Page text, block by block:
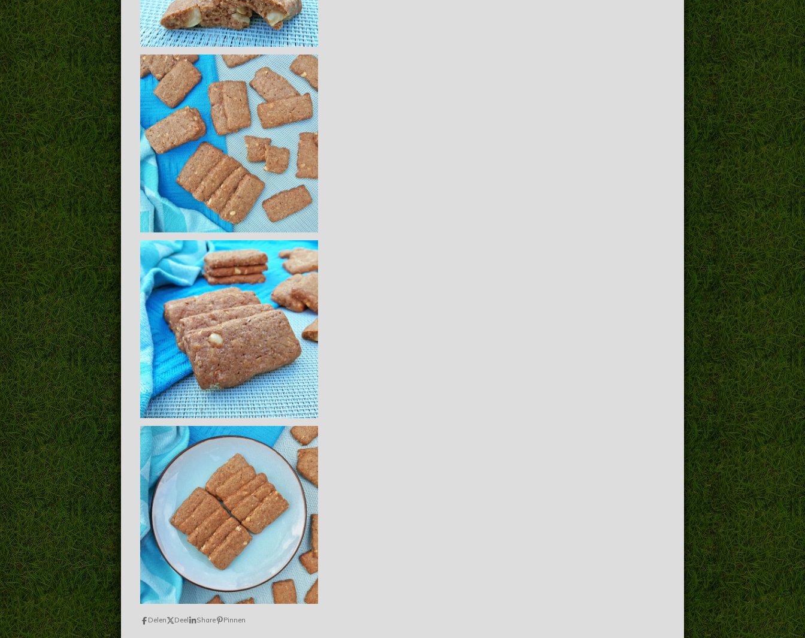
Delen Deel Share Pinnen